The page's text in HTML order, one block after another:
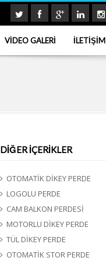
VİDEO GALERİ İLETİŞİM
DİĞER İÇERİKLER
OTOMATİK DİKEY PERDE
LOGOLU PERDE
CAM BALKON PERDESİ
MOTORLU DİKEY PERDE
TÜL DİKEY PERDE
OTOMATİK STOR PERDE